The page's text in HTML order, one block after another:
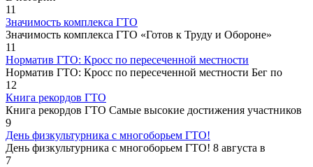
11
Значимость комплекса ГТО
Значимость комплекса ГТО «Готов к Труду и Обороне»
11
Норматив ГТО: Кросс по пересеченной местности
Норматив ГТО: Кросс по пересеченной местности Бег по
12
Книга рекордов ГТО
Книга рекордов ГТО Самые высокие достижения участников
9
День физкультурника с многоборьем ГТО!
День физкультурника с многоборьем ГТО! 8 августа в
7